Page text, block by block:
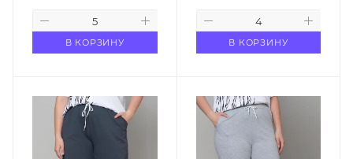
В КОРЗИНУ В КОРЗИНУ